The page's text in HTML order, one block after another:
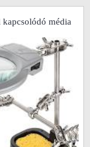
média